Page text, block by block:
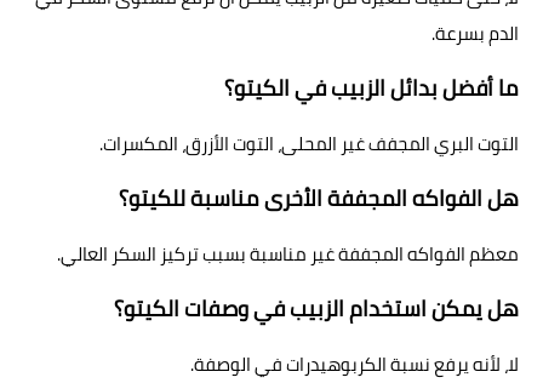
الدم بسرعة.
ما أفضل بدائل الزبيب في الكيتو؟
التوت البري المجفف غير المحلى، التوت الأزرق، المكسرات.
هل الفواكه المجففة الأخرى مناسبة للكيتو؟
معظم الفواكه المجففة غير مناسبة بسبب تركيز السكر العالي.
هل يمكن استخدام الزبيب في وصفات الكيتو؟
لا، لأنه يرفع نسبة الكربوهيدرات في الوصفة.